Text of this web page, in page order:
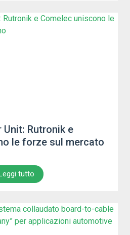
Rutronik e
le forze sul mercato
tutto